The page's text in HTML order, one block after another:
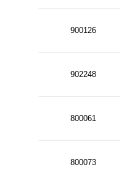
900126
902248
800061
800073